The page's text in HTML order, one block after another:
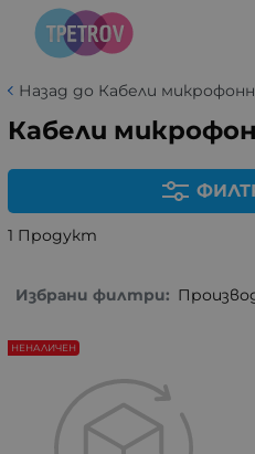
Назад до Кабели
Кабели
1 Продукт
Избрани филтри:
НЕНАЛИЧЕН